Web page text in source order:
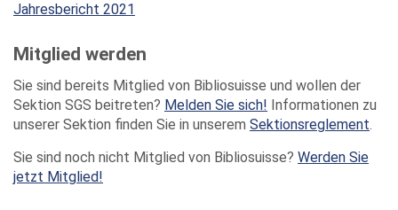
Jahresbericht 2021
Mitglied werden
Sie sind bereits Mitglied von Bibliosuisse und wollen der
Sektion SGS beitreten? Melden Sie sich! Informationen zu
unserer Sektion finden Sie in unserem Sektionsreglement.
Sie sind noch nicht Mitglied von Bibliosuisse? Werden Sie
jetzt Mitglied!